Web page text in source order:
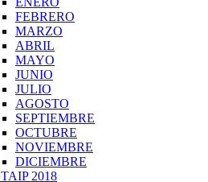
FEBRERO
MARZO
ABRIL
MAYO
JUNIO
JULIO
AGOSTO
SEPTIEMBRE
OCTUBRE
NOVIEMBRE
DICIEMBRE
2018